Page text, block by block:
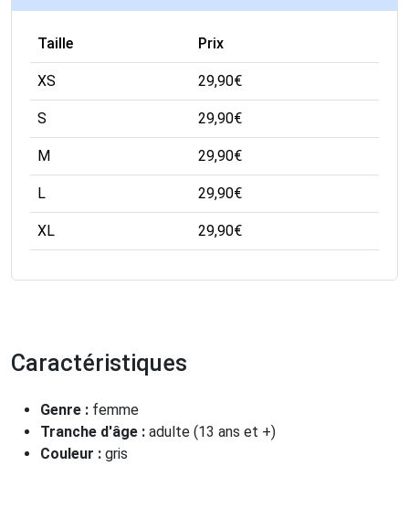
Taille Prix
XS 29,90€
S 29,90€
M 29,90€
L 29,90€
XL 29,90€
Caractéristiques
Genre : femme
Tranche d'âge : adulte (13 ans et +)
Couleur : gris